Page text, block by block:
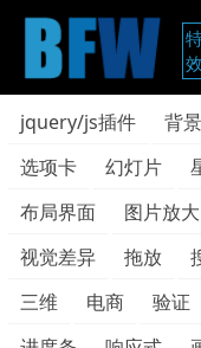
jquery/js插件 背景
选项卡
幻灯片
布局界面
图片放大
视觉差异
拖放
三维
电商 验证